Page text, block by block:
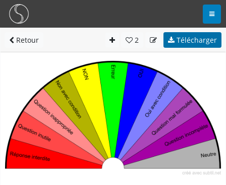
Retour 2 Télécharger